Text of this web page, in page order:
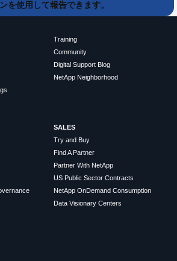
を使用して報告できます。
Training
Community
Digital Support Blog
NetApp Neighborhood
SALES
Try and Buy
Find A Partner
Partner With NetApp
US Public Sector Contracts
NetApp OnDemand Consumption
Data Visionary Centers